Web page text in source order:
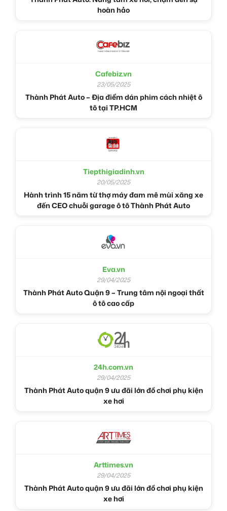
hoàn hảo
Cafebiz.vn
23/05/2025
Thành Phát Auto – Địa điểm dán phim cách nhiệt ô
tô tại TP.HCM
Tiepthigiadinh.vn
20/05/2025
Hành trình 15 năm từ thợ máy đam mê mùi xăng xe
đến CEO chuỗi garage ô tô Thành Phát Auto
Eva.vn
29/04/2025
Thành Phát Auto Quận 9 – Trung tâm nội ngoại thất
ô tô cao cấp
24h.com.vn
29/04/2025
Thành Phát Auto quận 9 ưu đãi lớn đồ chơi phụ kiện
xe hơi
Arttimes.vn
29/04/2025
Thành Phát Auto quận 9 ưu đãi lớn đồ chơi phụ kiện
xe hơi